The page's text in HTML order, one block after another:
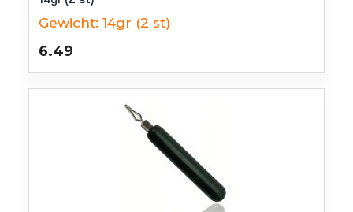
Gewicht: 14gr (2 st)
6.49